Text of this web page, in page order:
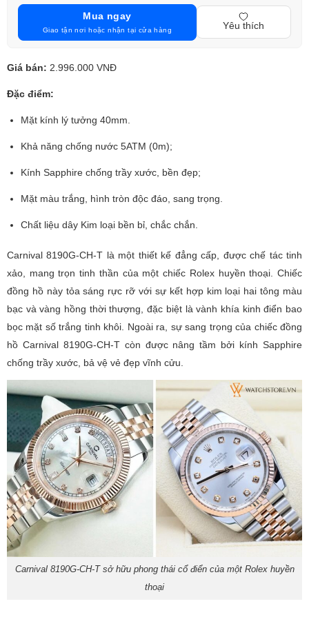
Mua ngay
Giao tận nơi hoặc nhận tại cửa hàng Yêu thích
Giá bán: 2.996.000 VNĐ
Đặc điểm:
Mặt kính lý tưởng 40mm.
Khả năng chống nước 5ATM (0m);
Kính Sapphire chống trầy xước, bền đẹp;
Mặt màu trắng, hình tròn độc đáo, sang trọng.
Chất liệu dây Kim loại bền bỉ, chắc chắn.
Carnival 8190G-CH-T là một thiết kế đẳng cấp, được chế tác tinh
xảo, mang trọn tinh thần của một chiếc Rolex huyền thoại. Chiếc
đồng hồ này tỏa sáng rực rỡ với sự kết hợp kim loại hai tông màu
bạc và vàng hồng thời thượng, đặc biệt là vành khía kinh điển bao
bọc mặt số trắng tinh khôi. Ngoài ra, sự sang trọng của chiếc đồng
hồ Carnival 8190G-CH-T còn được nâng tầm bởi kính Sapphire
chống trầy xước, bả vệ vẻ đẹp vĩnh cửu.
Carnival 8190G-CH-T sở hữu phong thái cổ điển của một Rolex huyền
thoại